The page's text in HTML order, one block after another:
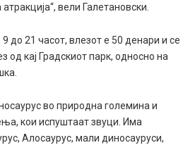
вели Галетановски.
до 21 часот, влезот е 50 денари и се
од кај Градскиот парк, односно на
во природна големина и
кои испуштаат звуци. Има
Алосаурус, мали диносауруси,